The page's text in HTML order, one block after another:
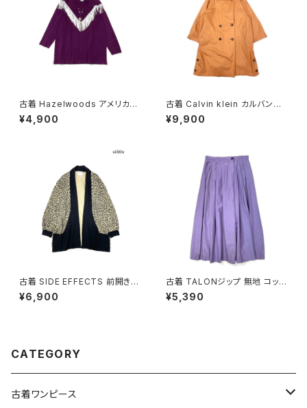
古着 Hazelwoods アメリカ製
フリンジ 無地 コットン100％ 長
袖 Ｔシャツ 紫 (ttu2501287)
¥4,900
古着 Calvin klein カルバンク
ライン ライナー付き 無地 コット
ン 長袖 アウター ライトコート
¥9,900
古着 SIDE EFFECTS 前開き
総柄 レオパード柄 長袖 ニット
アウター ベージュ (ttu250905
¥6,900
古着 TALONジップ 無地 コット
ン 膝丈 スカート 紫 (ba26070
02)
¥5,390
CATEGORY
古着ワンピース